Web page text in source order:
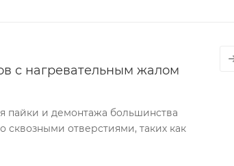
с нагревательным жалом
пайки и демонтажа большинства
отверстиями, таких как